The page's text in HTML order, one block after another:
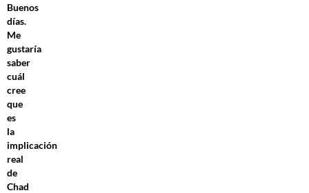
Buenos
días.
Me
gustaría
saber
cuál
cree
que
es
la
implicación
real
de
Chad